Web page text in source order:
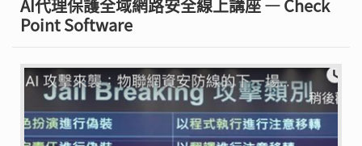
AI代理保護全域網路安全線上講座 — Check
Point Software